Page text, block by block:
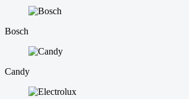
Bosch
Candy